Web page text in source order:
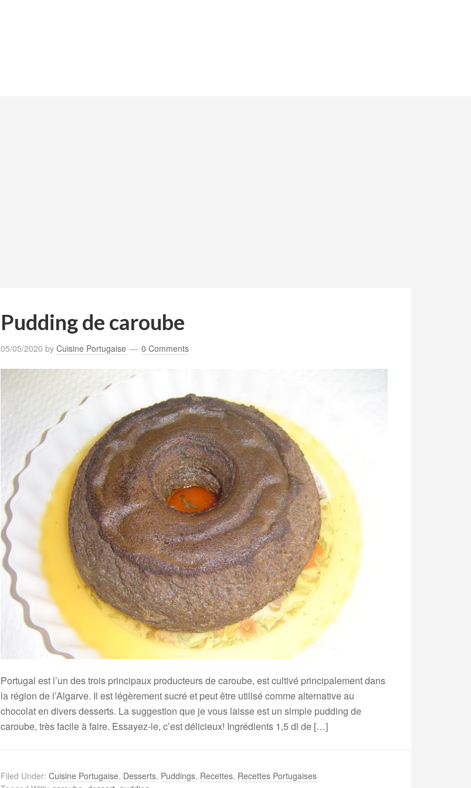
Pudding de caroube
05/05/2020 by Cuisine Portugaise 0 Comments
Portugal est l’un des trois principaux producteurs de caroube, est cultivé principalement dans
la région de l’Algarve. Il est légèrement sucré et peut être utilisé comme alternative au
chocolat en divers desserts. La suggestion que je vous laisse est un simple pudding de
caroube, très facile à faire. Essayez-le, c’est délicieux! Ingrédients 1,5 dl de […]
Filed Under: Cuisine Portugaise, Desserts, Puddings, Recettes, Recettes Portugaises